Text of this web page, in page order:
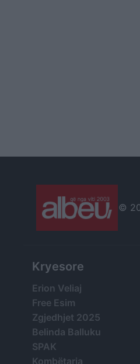
©
Kryesore
Erion Veliaj
Free Esim
Zgjedhjet 2025
Belinda Balluku
SPAK
Kombëtarja